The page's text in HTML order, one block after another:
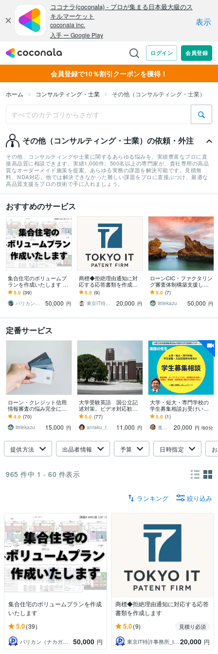
会員登録で10％割引クーポンを獲得！
ホーム コンサルティング・士業 その他（コンサルティング・士業）
その他（コンサルティング・士業）の依頼・外注
その他、コンサルティングや士業に関するあらゆる悩みを、実績豊富なプロに直
接高品質に相談できます。実績1,000件、500名以上の専門家が、貴社専用の高品
質なオーダーメイド施策を提案。あらゆる実務の課題を解決可能です。見積無
料、NDA対応。他では解決できなかった難しい課題をプロに直接ぶつけ、最適な
高品質支援をプロの技術で手に入れましょう。
おすすめのサービス
集合住宅のボリュームプ
ランを作成いたします ～
その土地に最適なプラン
をお届け～
5.0 (39)
バリカン（ナカガワ）
50,000 円
商標◆拒絶理由通知に対
応する応答書類を作成し
ます 商標登録を諦めない
で。拒絶理由通知が届い
ても弁理士が安心対応
5.0 (9)
東京IT特許事務所_Isayama
20,000 円
ローンCIC・ファクタリン
グ審査体制構築支援しま
す シーアイシーJICC信用
情報・中小企業向け審査
基準等与信管理
5.0 (7)
littlekazu
50,000 円
定番サービス
ローン・クレジット信用
情報審査の悩み完全に答
えます クレジットカー
ド、マイカー住宅ローンC
IC・JICC信用回復
4.9 (70)
littlekazu
15,000 円
大学受験英語 国公立記
述対策。ビデオ対応歓迎
します 採点基準を明確
に！あなたの答案を客観
的に評価・改善！
5.0 (77)
anraku_t
11,000 円
大学・短大・専門学校の
学生募集相談お受けいた
します 元都立高校進路指
導部長が、高校現場目線
でアドバイスします
5.0 (1)
進路の先生
20,000 円 /60分
提供方法 出品者情報 予算 日時指定
965 件中 1 - 60 件表示
ランキング 絞り込み
集合住宅のボリュームプランを作成
いたします
5.0(39)
バリカン（ナカガワ） 50,000 円
商標◆拒絶理由通知に対応する応答
書類を作成します
5.0(9)
見積り必須
東京IT特許事務所_Isayama 20,000 円